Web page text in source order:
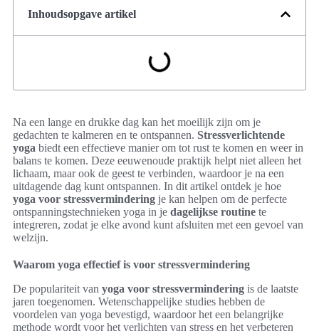
Inhoudsopgave artikel
Na een lange en drukke dag kan het moeilijk zijn om je
gedachten te kalmeren en te ontspannen. Stressverlichtende
yoga biedt een effectieve manier om tot rust te komen en weer in
balans te komen. Deze eeuwenoude praktijk helpt niet alleen het
lichaam, maar ook de geest te verbinden, waardoor je na een
uitdagende dag kunt ontspannen. In dit artikel ontdek je hoe
yoga voor stressvermindering je kan helpen om de perfecte
ontspanningstechnieken yoga in je dagelijkse routine te
integreren, zodat je elke avond kunt afsluiten met een gevoel van
welzijn.
Waarom yoga effectief is voor stressvermindering
De populariteit van yoga voor stressvermindering is de laatste
jaren toegenomen. Wetenschappelijke studies hebben de
voordelen van yoga bevestigd, waardoor het een belangrijke
methode wordt voor het verlichten van stress en het verbeteren